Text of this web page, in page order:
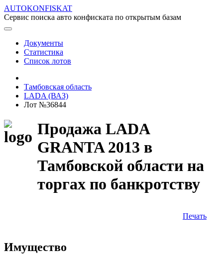
AUTOKONFISKAT
Сервис поиска авто конфиската по открытым базам
Документы
Статистика
Список лотов
Тамбовская область
LADA (ВАЗ)
Лот №36844
Продажа LADA
GRANTA 2013 в
Тамбовской области на
торгах по банкротству
Печать
Имущество